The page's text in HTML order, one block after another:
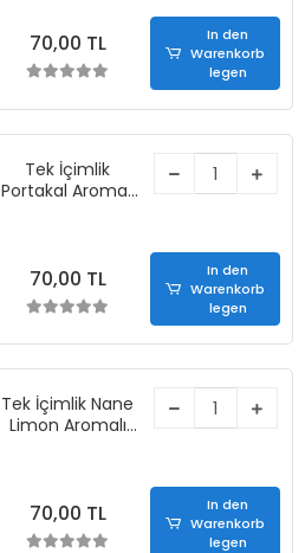
70,00 TL
In den
Warenkorb
legen
Tek İçimlik
Portakal Aromalı
70,00 TL
In den
Warenkorb
legen
Tek İçimlik Nane
Limon Aromalı
70,00 TL
In den
Warenkorb
legen